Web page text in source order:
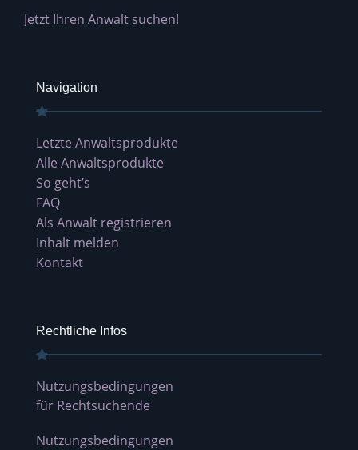
Jetzt Ihren Anwalt suchen!
Navigation
Letzte Anwaltsprodukte
Alle Anwaltsprodukte
So geht’s
FAQ
Als Anwalt registrieren
Inhalt melden
Kontakt
Rechtliche Infos
Nutzungsbedingungen
für Rechtsuchende
Nutzungsbedingungen